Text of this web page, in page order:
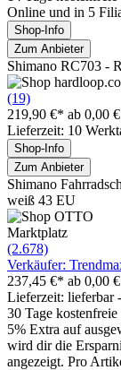
Online und in 5
Shop-Info
Zum Anbieter
Shimano RC703 -
(19)
219,90 €* ab 0,00
Lieferzeit: 10
Shop-Info
Zum Anbieter
Shimano
weiß 43 EU
Marktplatz
(2.678)
Verkäufer:
237,45 €* ab 0,00
Lieferzeit: lieferbar
30 Tage
5% Extra auf
wird dir die
angezeigt. Pro